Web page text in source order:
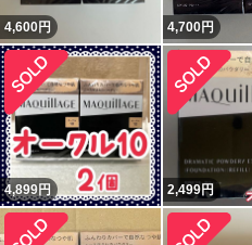
4,600円 4,700円
4,899円 2,499円